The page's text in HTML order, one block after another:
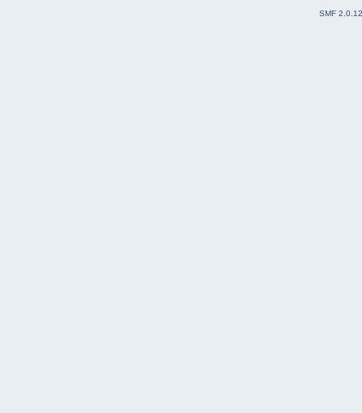
SMF 2.0.12